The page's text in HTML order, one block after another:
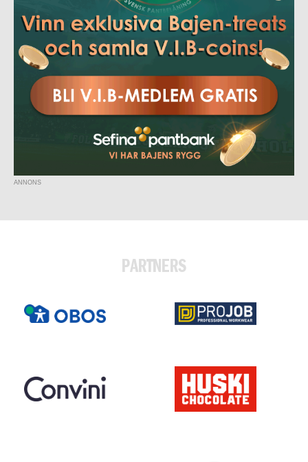
ANNONS
PARTNERS